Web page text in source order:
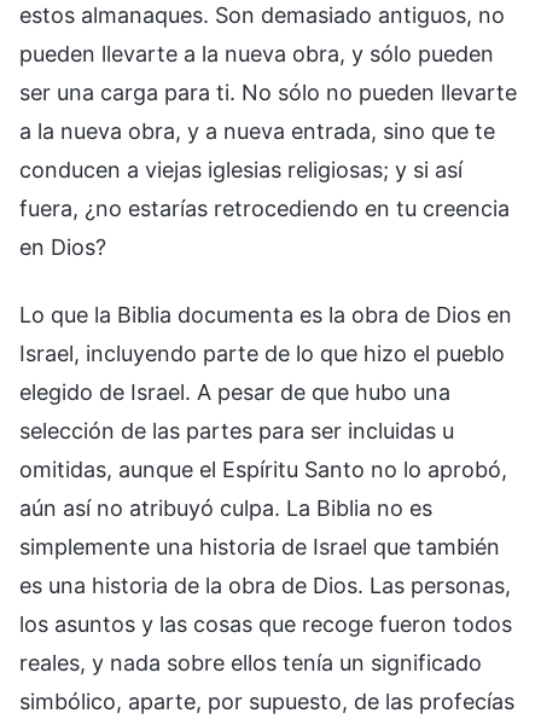
estos almanaques. Son demasiado antiguos, no
pueden llevarte a la nueva obra, y sólo pueden
ser una carga para ti. No sólo no pueden llevarte
a la nueva obra, y a nueva entrada, sino que te
conducen a viejas iglesias religiosas; y si así
fuera, ¿no estarías retrocediendo en tu creencia
en Dios?
Lo que la Biblia documenta es la obra de Dios en
Israel, incluyendo parte de lo que hizo el pueblo
elegido de Israel. A pesar de que hubo una
selección de las partes para ser incluidas u
omitidas, aunque el Espíritu Santo no lo aprobó,
aún así no atribuyó culpa. La Biblia no es
simplemente una historia de Israel que también
es una historia de la obra de Dios. Las personas,
los asuntos y las cosas que recoge fueron todos
reales, y nada sobre ellos tenía un significado
simbólico, aparte, por supuesto, de las profecías